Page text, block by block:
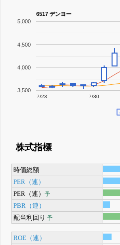
6517 デンヨー
7/23 7/30
3,500
4,000
4,500
5,000
株式指標
時価総額
PER（連）
PER（連）予
PBR（連）
配当利回り 予
ROE（連）